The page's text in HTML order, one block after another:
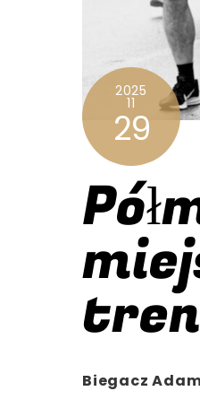
2025
11
29
Biegacz